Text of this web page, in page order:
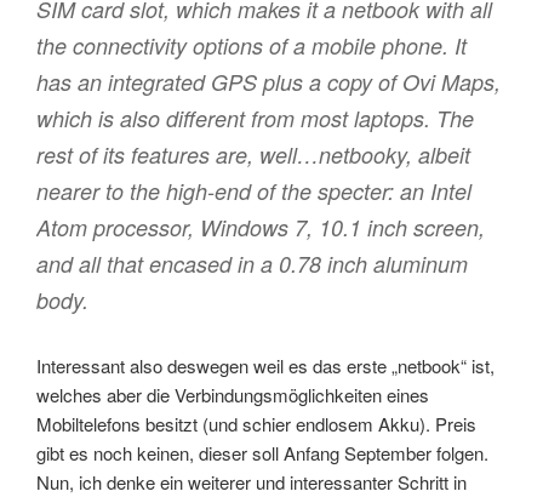
SIM card slot, which makes it a netbook with all
the connectivity options of a mobile phone. It
has an integrated GPS plus a copy of Ovi Maps,
which is also different from most laptops. The
rest of its features are, well…netbooky, albeit
nearer to the high-end of the specter: an Intel
Atom processor, Windows 7, 10.1 inch screen,
and all that encased in a 0.78 inch aluminum
body.
Interessant also deswegen weil es das erste „netbook“ ist,
welches aber die Verbindungsmöglichkeiten eines
Mobiltelefons besitzt (und schier endlosem Akku). Preis
gibt es noch keinen, dieser soll Anfang September folgen.
Nun, ich denke ein weiterer und interessanter Schritt in